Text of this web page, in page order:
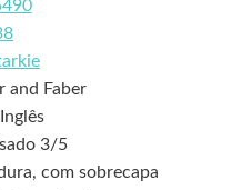
and Faber
3/5
com sobrecapa